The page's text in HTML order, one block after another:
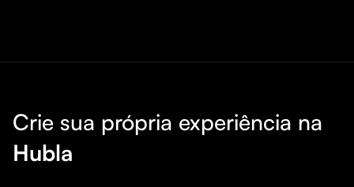
Crie sua própria experiência na
Hubla